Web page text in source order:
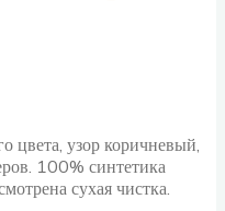
цвета, узор коричневый,
100% синтетика
сухая чистка.